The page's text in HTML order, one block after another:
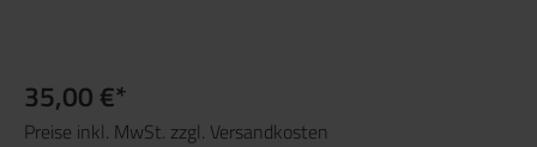
35,00 €*
Preise inkl. MwSt. zzgl. Versandkosten